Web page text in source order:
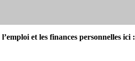
et les finances personnelles ici :